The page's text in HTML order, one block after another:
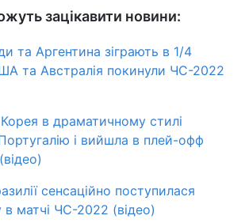
зацікавити новини:
та Аргентина зіграють в 1/4
та Австралія покинули ЧС-2022
в драматичному стилі
і вийшла в плей-офф
сенсаційно поступилася
в матчі ЧС-2022 (відео)